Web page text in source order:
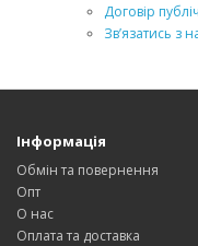
Договір
Зв’язатись з
Інформація
Обмін та повернення
Опт
О нас
Оплата та доставка